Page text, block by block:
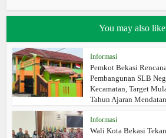
You may also like
Informasi
Pemkot Bekasi
Pembangunan SLB
Kecamatan, Target
Tahun Ajaran
Informasi
Wali Kota Bekasi